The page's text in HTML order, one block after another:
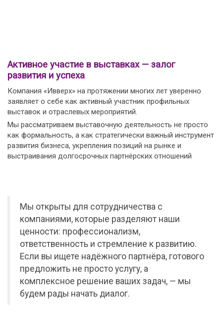
Активное участие в выставках — залог
развития и успеха
Компания «Ивверх» на протяжении многих лет уверенно
заявляет о себе как активный участник профильных
выставок и отраслевых мероприятий.
Мы рассматриваем выставочную деятельность не просто
как формальность, а как стратегически важный инструмент
развития бизнеса, укрепления позиций на рынке и
выстраивания долгосрочных партнёрских отношений
Мы открыты для сотрудничества с
компаниями, которые разделяют наши
ценности: профессионализм,
ответственность и стремление к развитию.
Если вы ищете надёжного партнёра, готового
предложить не просто услугу, а
комплексное решение ваших задач, — мы
будем рады начать диалог.